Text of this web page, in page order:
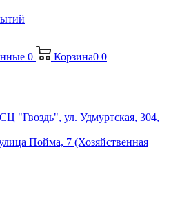
0 Корзина0 0
"Гвоздь", ул. Удмуртская, 304,
Пойма, 7 (Хозяйственная